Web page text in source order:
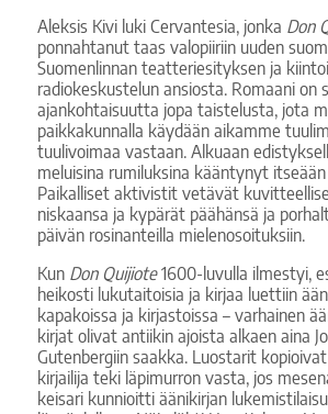
Aleksis Kivi luki Cervantesia, jonka Don
ponnahtanut taas valopiiriin uuden
Suomenlinnan teatteriesityksen ja
radiokeskustelun ansiosta. Romaani on
ajankohtaisuutta jopa taistelusta, jota
paikkakunnalla käydään aikamme
tuulivoimaa vastaan. Alkuaan
meluisina rumiluksina kääntynyt
Paikalliset aktivistit vetävät
niskaansa ja kypärät päähänsä ja
päivän rosinanteilla mielenosoituksiin.
Kun Don Quijiote1600-luvulla ilmestyi,
heikosti lukutaitoisia ja kirjaa luettiin
kapakoissa ja kirjastoissa – varhainen
kirjat olivat antiikin ajoista alkaen aina
Gutenbergiin saakka. Luostarit
kirjailija teki läpimurron vasta, jos
keisari kunnioitti äänikirjan